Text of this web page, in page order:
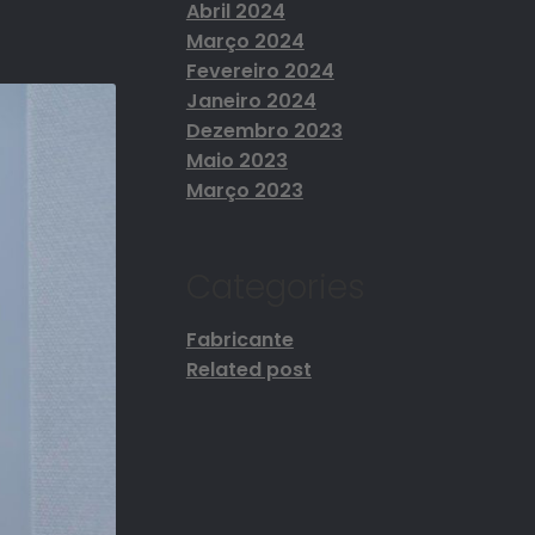
Abril 2024
Março 2024
Fevereiro 2024
Janeiro 2024
Dezembro 2023
Maio 2023
Março 2023
Fabricante
Related post